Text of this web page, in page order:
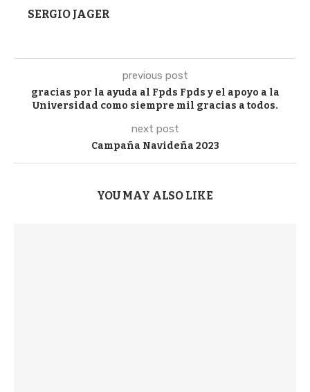
SERGIO JAGER
previous post
gracias por la ayuda al Fpds Fpds y el apoyo a la
Universidad como siempre mil gracias a todos.
next post
Campaña Navideña 2023
YOU MAY ALSO LIKE